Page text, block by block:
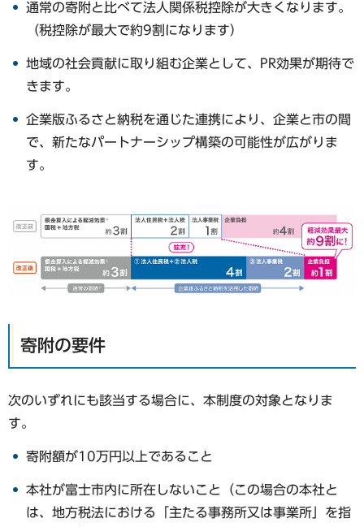
通常の寄附と比べて法人関係税控除が大きくなります。
（税控除が最大で約9割になります）
地域の社会貢献に取り組む企業として、PR効果が期待で
きます。
企業版ふるさと納税を通じた連携により、企業と市の間
で、新たなパートナーシップ構築の可能性が広がりま
す。
寄附の要件
次のいずれにも該当する場合に、本制度の対象となりま
す。
寄附額が10万円以上であること
本社が富士市内に所在しないこと（この場合の本社と
は、地方税法における「主たる事務所又は事業所」を指